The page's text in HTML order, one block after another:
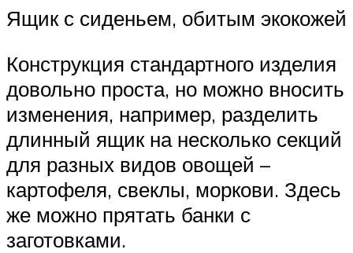
Ящик с сиденьем, обитым экокожей
Конструкция стандартного изделия
довольно проста, но можно вносить
изменения, например, разделить
длинный ящик на несколько секций
для разных видов овощей –
картофеля, свеклы, моркови. Здесь
же можно прятать банки с
заготовками.